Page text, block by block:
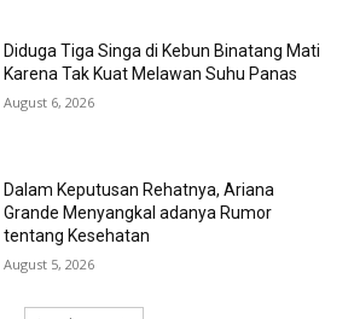
Diduga Tiga Singa di Kebun Binatang Mati
Karena Tak Kuat Melawan Suhu Panas
August 6, 2026
Dalam Keputusan Rehatnya, Ariana
Grande Menyangkal adanya Rumor
tentang Kesehatan
August 5, 2026